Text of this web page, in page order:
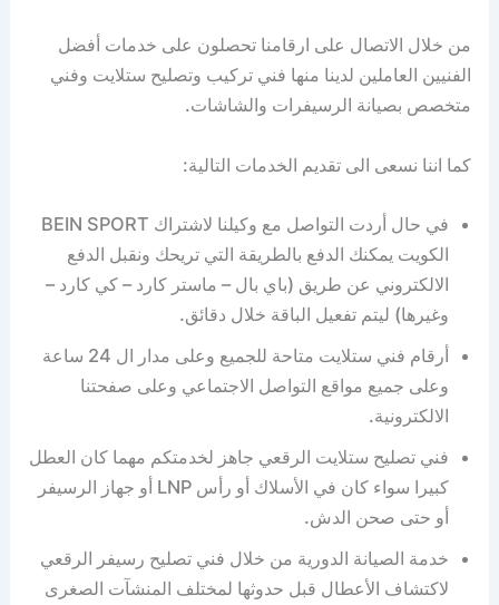
من خلال الاتصال على ارقامنا تحصلون على خدمات أفضل
الفنيين العاملين لدينا منها فني تركيب وتصليح ستلايت وفني
متخصص بصيانة الرسيفرات والشاشات.
كما اننا نسعى الى تقديم الخدمات التالية:
في حال أردت التواصل مع وكيلنا لاشتراك BEIN SPORT
الكويت يمكنك الدفع بالطريقة التي تريحك ونقبل الدفع
الالكتروني عن طريق (باي بال – ماستر كارد – كي كارد –
وغيرها) ليتم تفعيل الباقة خلال دقائق.
أرقام فني ستلايت متاحة للجميع وعلى مدار ال 24 ساعة
وعلى جميع مواقع التواصل الاجتماعي وعلى صفحتنا
الالكترونية.
فني تصليح ستلايت الرقعي جاهز لخدمتكم مهما كان العطل
كبيرا سواء كان في الأسلاك أو رأس LNP أو جهاز الرسيفر
أو حتى صحن الدش.
خدمة الصيانة الدورية من خلال فني تصليح رسيفر الرقعي
لاكتشاف الأعطال قبل حدوثها لمختلف المنشآت الصغرى